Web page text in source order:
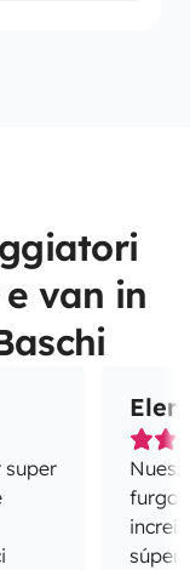
van in
super
súper